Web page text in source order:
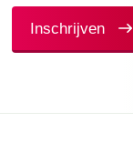
(Vereist)
Inschrijven